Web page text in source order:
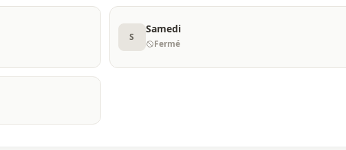
S
Samedi
Fermé